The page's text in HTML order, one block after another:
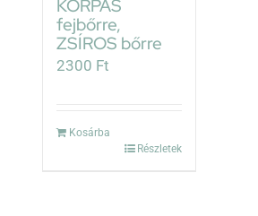
KORPÁS
fejbőrre,
ZSÍROS bőrre
2300 Ft
Kosárba
Részletek